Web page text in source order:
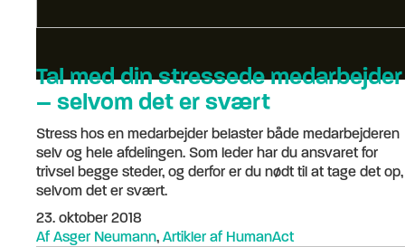
Tal med din stressede medarbejder
– selvom det er svært
Stress hos en medarbejder belaster både medarbejderen
selv og hele afdelingen. Som leder har du ansvaret for
trivsel begge steder, og derfor er du nødt til at tage det op,
selvom det er svært.
23. oktober 2018
Af Asger Neumann, Artikler af HumanAct